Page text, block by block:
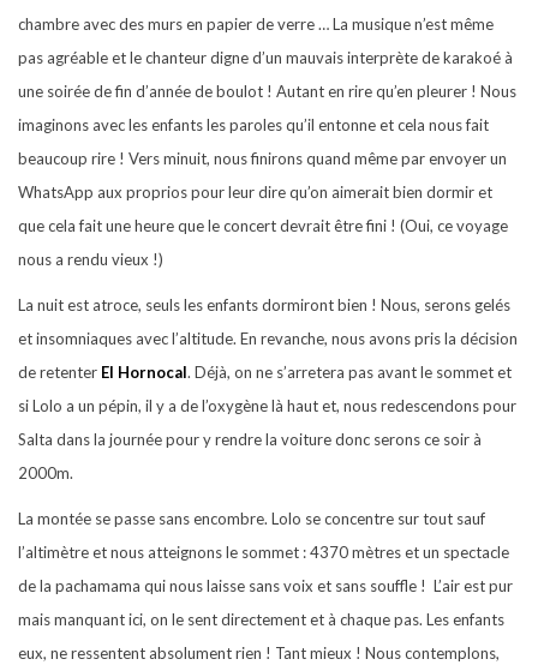
chambre avec des murs en papier de verre … La musique n’est même
pas agréable et le chanteur digne d’un mauvais interprète de karakoé à
une soirée de fin d’année de boulot ! Autant en rire qu’en pleurer ! Nous
imaginons avec les enfants les paroles qu’il entonne et cela nous fait
beaucoup rire ! Vers minuit, nous finirons quand même par envoyer un
WhatsApp aux proprios pour leur dire qu’on aimerait bien dormir et
que cela fait une heure que le concert devrait être fini ! (Oui, ce voyage
nous a rendu vieux !)
La nuit est atroce, seuls les enfants dormiront bien ! Nous, serons gelés
et insomniaques avec l’altitude. En revanche, nous avons pris la décision
de retenter El Hornocal. Déjà, on ne s’arretera pas avant le sommet et
si Lolo a un pépin, il y a de l’oxygène là haut et, nous redescendons pour
Salta dans la journée pour y rendre la voiture donc serons ce soir à
2000m.
La montée se passe sans encombre. Lolo se concentre sur tout sauf
l’altimètre et nous atteignons le sommet : 4370 mètres et un spectacle
de la pachamama qui nous laisse sans voix et sans souffle ! L’air est pur
mais manquant ici, on le sent directement et à chaque pas. Les enfants
eux, ne ressentent absolument rien ! Tant mieux ! Nous contemplons,